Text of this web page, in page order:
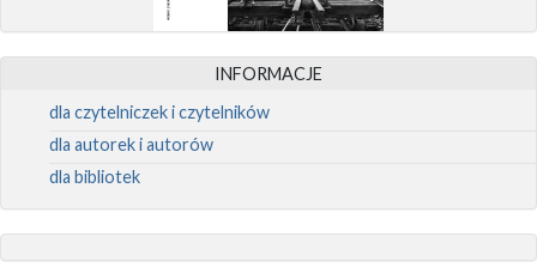
INFORMACJE
dla czytelniczek i czytelników
dla autorek i autorów
dla bibliotek